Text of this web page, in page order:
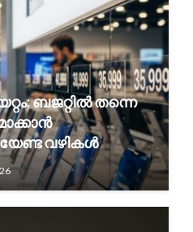
ബജറ്റിൽ തന്നെ
വഴികൾ